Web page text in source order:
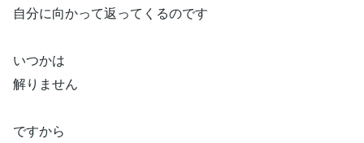
自分に向かって返ってくるのです
いつかは
解りません
ですから